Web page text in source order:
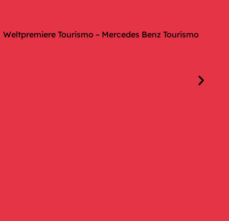
Weltpremiere Tourismo – Mercedes Benz Tourismo